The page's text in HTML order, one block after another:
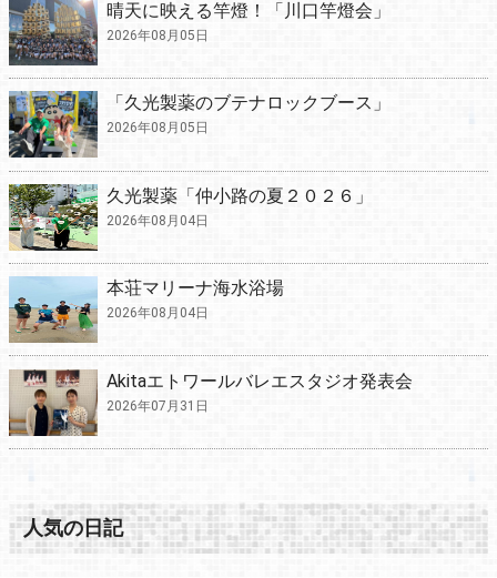
晴天に映える竿燈！「川口竿燈会」
2026年08月05日
「久光製薬のブテナロックブース」
2026年08月05日
久光製薬「仲小路の夏２０２６」
2026年08月04日
本荘マリーナ海水浴場
2026年08月04日
Akitaエトワールバレエスタジオ発表会
2026年07月31日
人気の日記